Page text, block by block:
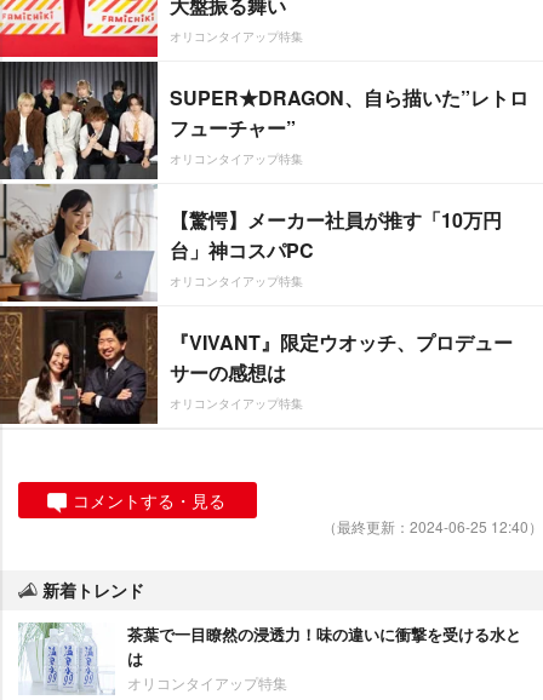
オリコンタイアップ特集
SUPER★DRAGON、自ら描いた”レトロ
フューチャー”
オリコンタイアップ特集
【驚愕】メーカー社員が推す「10万円
台」神コスパPC
オリコンタイアップ特集
『VIVANT』限定ウオッチ、プロデュー
サーの感想は
オリコンタイアップ特集
コメントする・見る
（最終更新：2024-06-25 12:40）
新着トレンド
茶葉で一目瞭然の浸透力！味の違いに衝撃を受ける水と
は
オリコンタイアップ特集